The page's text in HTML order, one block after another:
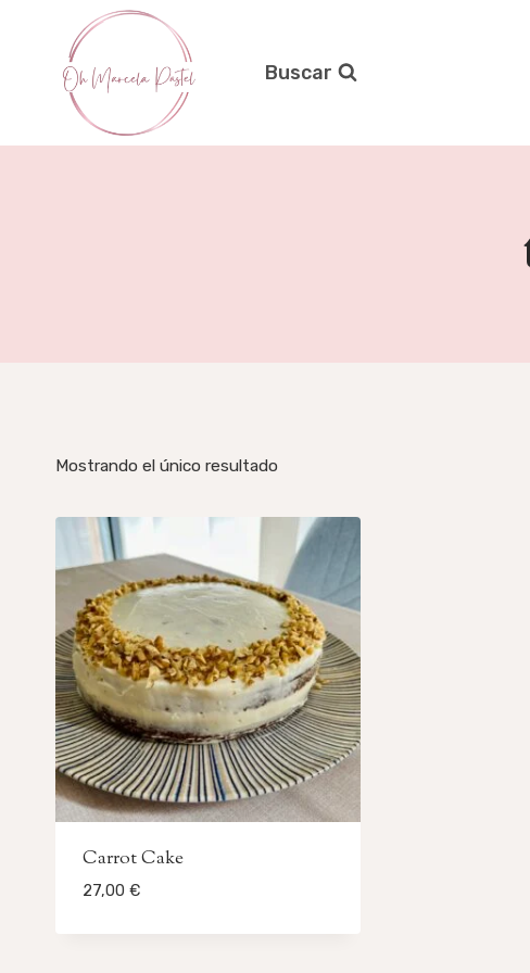
contenido
Buscar
Mostrando el único resultado
Carrot Cake
27,00 €